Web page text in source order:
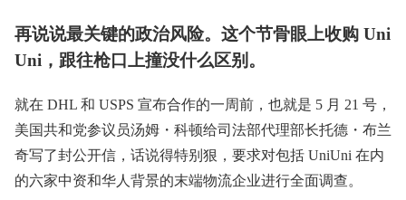
再说说最关键的政治风险。这个节骨眼上收购 Uni
Uni，跟往枪口上撞没什么区别。
就在 DHL 和 USPS 宣布合作的一周前，也就是 5 月 21 号，
美国共和党参议员汤姆・科顿给司法部代理部长托德・布兰
奇写了封公开信，话说得特别狠，要求对包括 UniUni 在内
的六家中资和华人背景的末端物流企业进行全面调查。